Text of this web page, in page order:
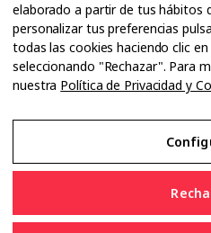
Guías
Dossier
Anuarios
Ofertas de empleo
elaborado a partir de tus hábitos
personalizar tus preferencias
todas las cookies haciendo clic
seleccionando "Rechazar". Para
nuestra Política de Privacidad y
Aviso
Política de